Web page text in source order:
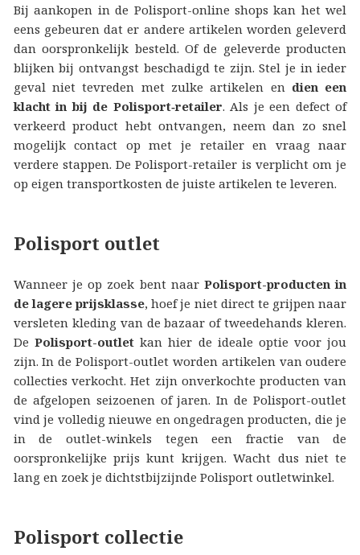
Bij aankopen in de Polisport-online shops kan het wel
eens gebeuren dat er andere artikelen worden geleverd
dan oorspronkelijk besteld. Of de geleverde producten
blijken bij ontvangst beschadigd te zijn. Stel je in ieder
geval niet tevreden met zulke artikelen en dien een
klacht in bij de Polisport‑retailer. Als je een defect of
verkeerd product hebt ontvangen, neem dan zo snel
mogelijk contact op met je retailer en vraag naar
verdere stappen. De Polisport-retailer is verplicht om je
op eigen transportkosten de juiste artikelen te leveren.
Polisport outlet
Wanneer je op zoek bent naarPolisport-producten in
de lagere prijsklasse, hoef je niet direct te grijpen naar
versleten kleding van de bazaar of tweedehands kleren.
De Polisport-outletkan hier de ideale optie voor jou
zijn. In de Polisport-outlet worden artikelen van oudere
collecties verkocht. Het zijn onverkochte producten van
de afgelopen seizoenen of jaren. In de Polisport-outlet
vind je volledig nieuwe en ongedragen producten, die je
in de outlet-winkels tegen een fractie van de
oorspronkelijke prijs kunt krijgen. Wacht dus niet te
lang en zoek je dichtstbijzijnde Polisport outletwinkel.
Polisport collectie